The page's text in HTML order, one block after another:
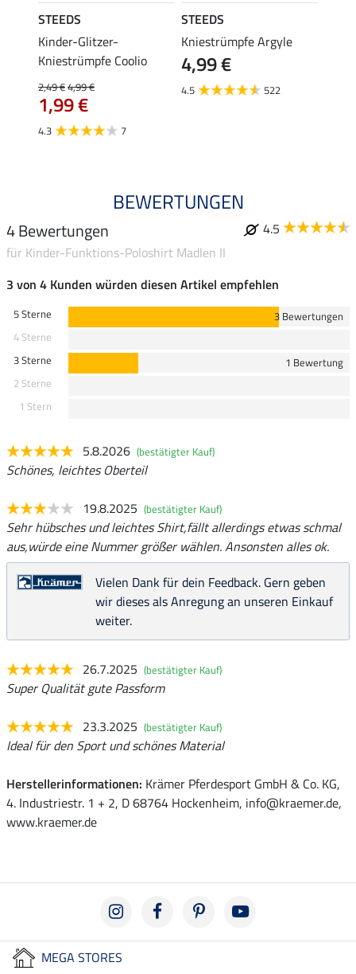
STEEDS
Kinder-Glitzer-
Kniestrümpfe Coolio
2,49 €4,99 €
1,99 €
4.3 7
STEEDS
Kniestrümpfe Argyle
4,99 €
4.5 522
BEWERTUNGEN
4 Bewertungen
4.5
für Kinder-Funktions-Poloshirt Madlen II
3 von 4 Kunden würden diesen Artikel empfehlen
5 Sterne
3 Bewertungen
4 Sterne
3 Sterne
1 Bewertung
2 Sterne
1 Stern
5.8.2026 (bestätigter Kauf)
Schönes, leichtes Oberteil
19.8.2025 (bestätigter Kauf)
Sehr hübsches und leichtes Shirt,fällt allerdings etwas schmal
aus,würde eine Nummer größer wählen. Ansonsten alles ok.
Vielen Dank für dein Feedback. Gern geben
wir dieses als Anregung an unseren Einkauf
weiter.
26.7.2025 (bestätigter Kauf)
Super Qualität gute Passform
23.3.2025 (bestätigter Kauf)
Ideal für den Sport und schönes Material
Herstellerinformationen: Krämer Pferdesport GmbH & Co. KG,
4. Industriestr. 1 + 2, D 68764 Hockenheim, info@kraemer.de,
www.kraemer.de
MEGA STORES